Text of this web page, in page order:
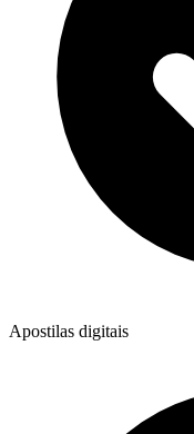
Apostilas digitais